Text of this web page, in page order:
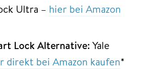
Ultra – hier bei Amazon
Lock Alternative: Yale
direkt bei Amazon kaufen*